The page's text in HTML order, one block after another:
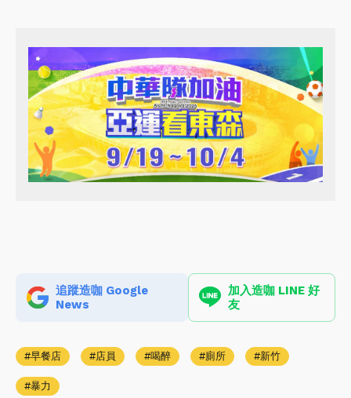
追蹤造咖 Google
News
加入造咖 LINE 好
友
早餐店 店員 喝醉 廁所 新竹
暴力